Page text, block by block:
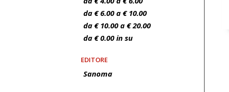
da € 6.00 a € 10.00
da € 10.00 a € 20.00
da € 0.00 in su
EDITORE
Sanoma